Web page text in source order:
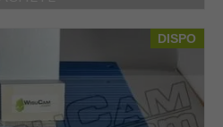
DISPO